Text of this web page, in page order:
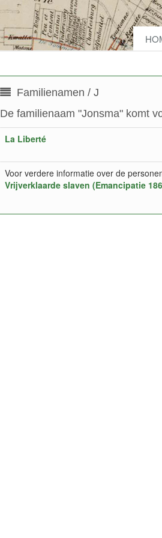
Familienamen / J
De familienaam "Jonsma" komt
La Liberté
Voor verdere informatie over de
Vrijverklaarde slaven (Emancipatie